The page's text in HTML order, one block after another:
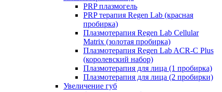
PRP плазмогель
PRP терапия Regen Lab (красная
пробирка)
Плазмотерапия Regen Lab Cellular
Matrix (золотая пробирка)
Плазмотерапия Regen Lab ACR-C Plus
(королевский набор)
Плазмотерапия для лица (1 пробирка)
Плазмотерапия для лица (2 пробирки)
Увеличение губ